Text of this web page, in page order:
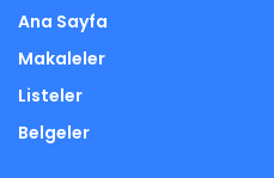
Ana Sayfa
Makaleler
Listeler
Belgeler